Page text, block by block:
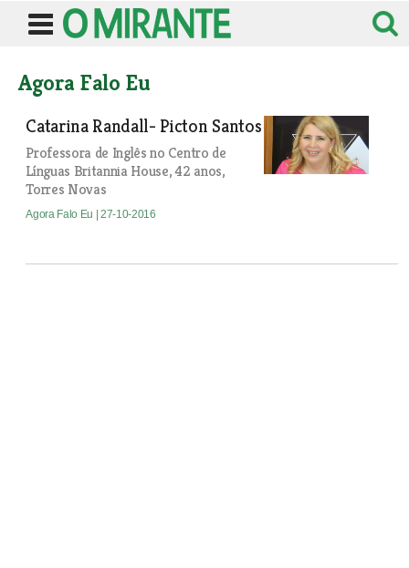
Agora Falo Eu
Catarina Randall- Picton Santos
Professora de Inglês no Centro de
Línguas Britannia House, 42 anos,
Torres Novas
Agora Falo Eu | 27-10-2016